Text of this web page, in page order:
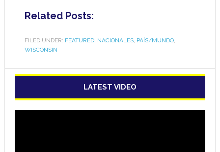
Related Posts:
FILED UNDER: FEATURED, NACIONALES, PAÍS/MUNDO,
WISCONSIN
LATEST VIDEO